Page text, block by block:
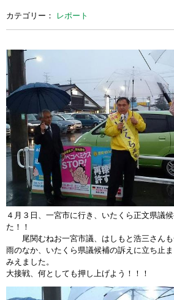
カテゴリー： レポート
４月３日、一宮市に行き、いたくら正文県議
た！！
尾関むねお一宮市議、はしもと浩三さんも
雨のなか、いたくら県議候補の訴えに立ち止
みえました。
大接戦、何としても押し上げよう！！！